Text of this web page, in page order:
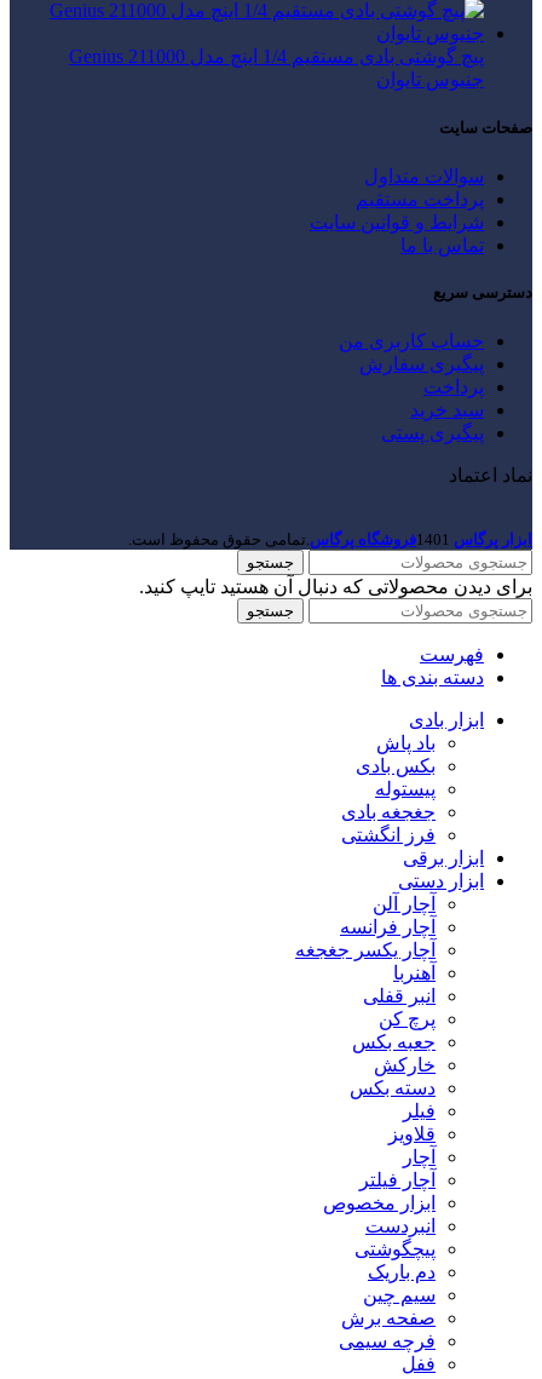
پیچ گوشتی بادی مستقیم 1/4 اینچ مدل Genius 211000
جنیوس تایوان
صفحات سایت
سوالات متداول
پرداخت مستقیم
شرایط و قوانین سایت
تماس با ما
دسترسی سریع
حساب کاربری من
پیگیری سفارش
پرداخت
سبد خرید
پیگیری پستی
نماد اعتماد
ابزار پرگاس 1401فروشگاه پرگاس.تمامی حقوق محفوظ است.
جستجو
برای دیدن محصولاتی که دنبال آن هستید تایپ کنید.
جستجو
فهرست
دسته بندی ها
ابزار بادی
باد پاش
بکس بادی
پیستوله
جغجغه بادی
فرز انگشتی
ابزار برقی
ابزار دستی
آچار آلن
آچار فرانسه
آچار یکسر جغجغه
آهنربا
انبر قفلی
پرچ کن
جعبه بکس
خارکش
دسته بکس
فیلر
قلاویز
آچار
آچار فیلتر
ابزار مخصوص
انبردست
پیچگوشتی
دم باریک
سیم چین
صفحه برش
فرچه سیمی
ففل